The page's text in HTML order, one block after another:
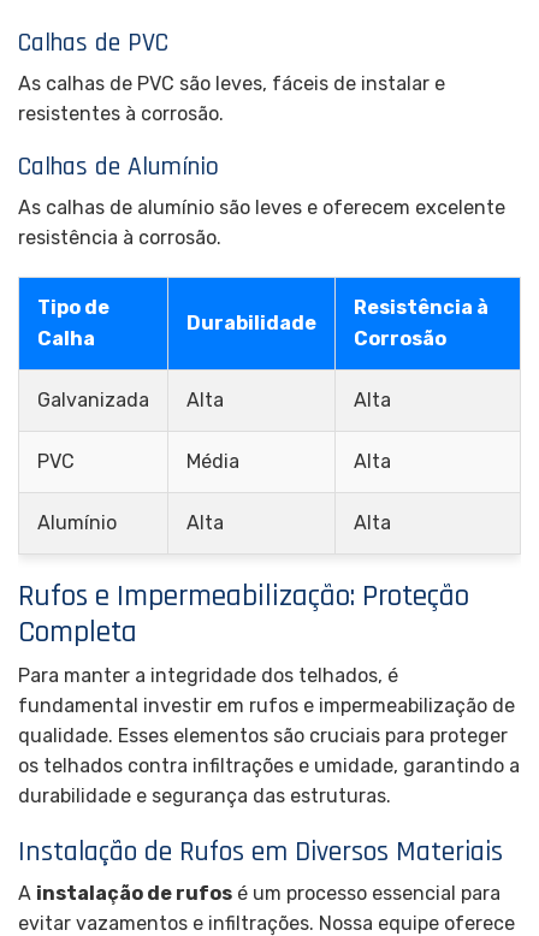
Calhas de PVC
As calhas de PVC são leves, fáceis de instalar e
resistentes à corrosão.
Calhas de Alumínio
As calhas de alumínio são leves e oferecem excelente
resistência à corrosão.
Tipo de
Calha
Durabilidade
Resistência à
Corrosão
Galvanizada Alta Alta
PVC Média Alta
Alumínio Alta Alta
Rufos e Impermeabilização: Proteção
Completa
Para manter a integridade dos telhados, é
fundamental investir em rufos e impermeabilização de
qualidade. Esses elementos são cruciais para proteger
os telhados contra infiltrações e umidade, garantindo a
durabilidade e segurança das estruturas.
Instalação de Rufos em Diversos Materiais
A instalação de rufos é um processo essencial para
evitar vazamentos e infiltrações. Nossa equipe oferece